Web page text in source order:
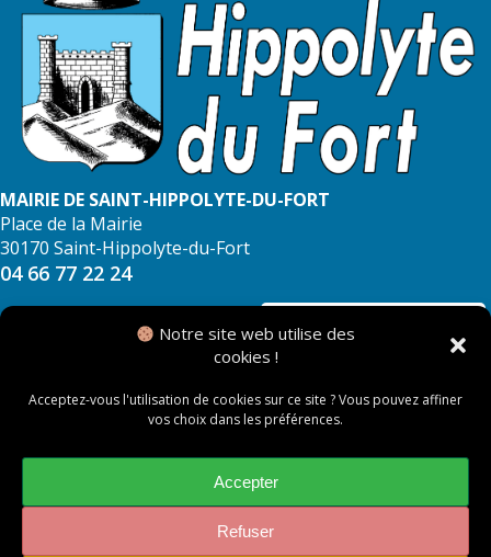
Notre site web utilise des
cookies !
Acceptez-vous l'utilisation de cookies sur ce site ? Vous pouvez affiner
vos choix dans les préférences.
Accepter
Refuser
MAIRIE DE SAINT-HIPPOLYTE-DU-FORT
Place de la Mairie
30170 Saint-Hippolyte-du-Fort
04 66 77 22 24
NOUS CONTACTER
Mentions légales
Politique des cookies